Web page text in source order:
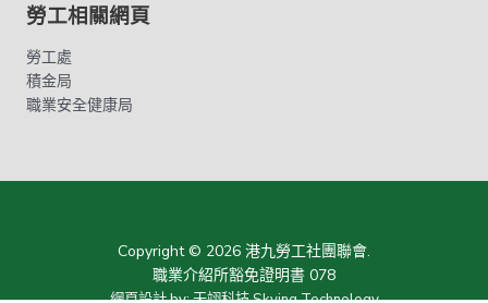
勞工相關網頁
勞工處
積金局
職業安全健康局
Copyright © 2026 港九勞工社團聯會.
職業介紹所豁免證明書 078